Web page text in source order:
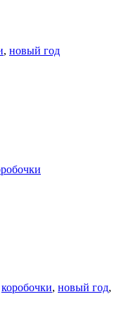
, новый год
коробочки, новый год,